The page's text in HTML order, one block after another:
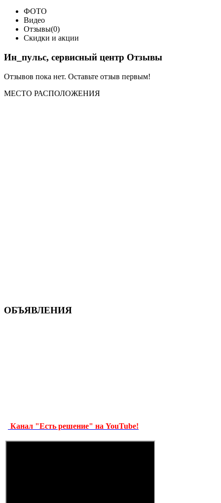
ФОТО
Видео
Отзывы(0)
Скидки и акции
Ин_пульс, сервисный центр Отзывы
Отзывов пока нет. Оставьте отзыв первым!
МЕСТО РАСПОЛОЖЕНИЯ
ОБЪЯВЛЕНИЯ
Канал "Есть решение" на YouTube!